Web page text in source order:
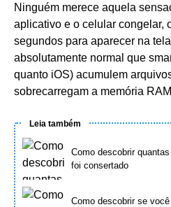
Ninguém merece aquela
aplicativo e o celular congelar,
segundos para aparecer na
absolutamente normal que
quanto iOS) acumulem
sobrecarregam a memória
Leia também
Como descobrir
foi consertado
Como descobrir se